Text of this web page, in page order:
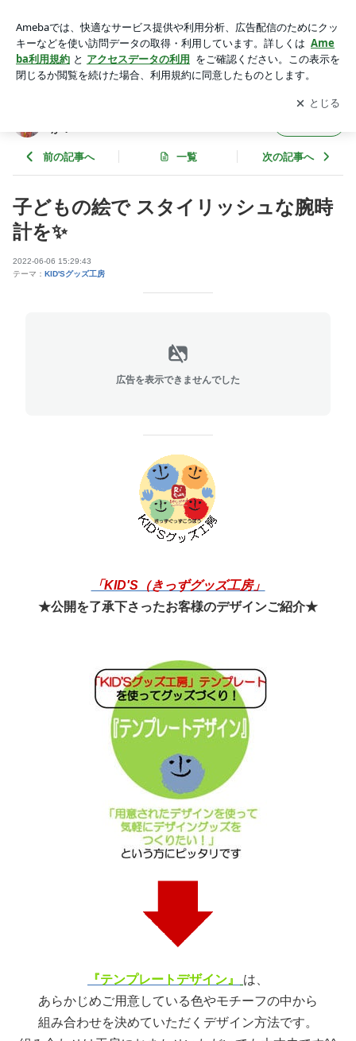
の想い出として残しませんか？
アプリをダウンロードして ブログの更新通知
を受け取りまし
ょう。
開く
か？
前の記事へ 一覧 次の記事へ
子どもの絵で スタイリッシュな腕時
計を✨
2022-06-06 15:29:43
テーマ： KID'Sグッズ工房
広告を表示できませんでした
「KID'S（きっずグッズ工房」
★公開を了承下さったお客様のデザインご紹介★
『テンプレートデザイン』
は、
あらかじめご用意している色やモチーフの中から
組み合わせを決めていただくデザイン方法です。